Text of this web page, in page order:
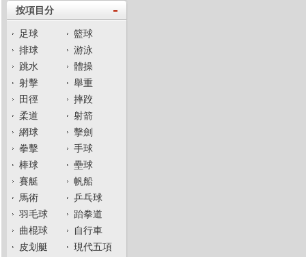
按項目分
足球
籃球
排球
游泳
跳水
體操
射擊
舉重
田徑
摔跤
柔道
射箭
網球
擊劍
拳擊
手球
棒球
壘球
賽艇
帆船
馬術
乒乓球
羽毛球
跆拳道
曲棍球
自行車
皮划艇
現代五項